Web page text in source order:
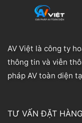
AV Việt là công ty
thông tin và viễn
pháp AV toàn diện
TƯ VẤN ĐẶT HÀNG